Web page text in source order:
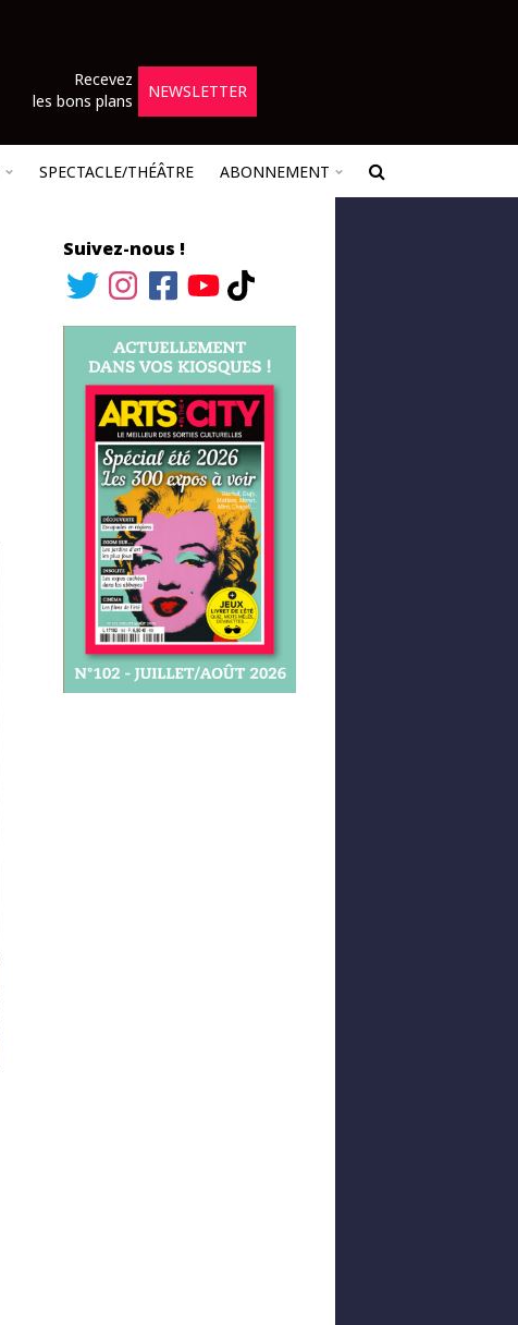
Recevez
les bons plans
NEWSLETTER
SPECTACLE/THÉÂTRE ABONNEMENT
Suivez-nous !